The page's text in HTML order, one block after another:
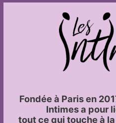
Fondée à Paris en
Intimes a pour
tout ce qui touche à